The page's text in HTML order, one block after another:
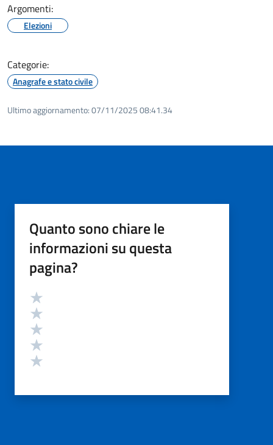
Argomenti:
Elezioni
Categorie:
Anagrafe e stato civile
Ultimo aggiornamento:07/11/2025 08:41.34
Quanto sono chiare le
informazioni su questa
pagina?
Valutazione